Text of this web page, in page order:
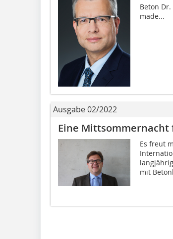
Beton
made...
Ausgabe 02/2022
Eine
Es freut
mit